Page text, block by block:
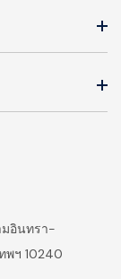
อินทรา-
พฯ 10240